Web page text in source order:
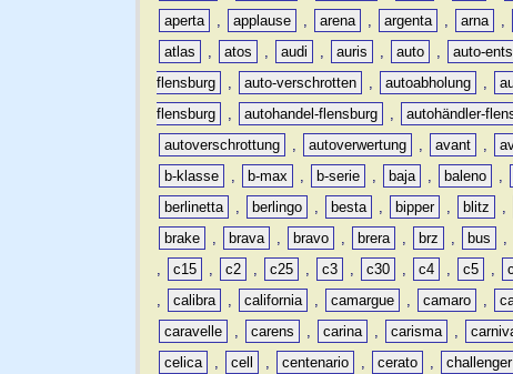
aperta
, applause , arena , argenta , arna ,
atlas
, atos , audi , auris , auto , auto-
flensburg
, auto-verschrotten , autoabholung ,
flensburg
, autohandel-flensburg , autohändler-
autoverschrottung
, autoverwertung , avant ,
b-klasse
, b-max , b-serie , baja , baleno ,
berlinetta
, berlingo , besta , bipper , blitz ,
brake
, brava , bravo , brera , brz , bus ,
,
c15 , c2 , c25 , c3 , c30 , c4 , c5 ,
,
calibra , california , camargue , camaro ,
caravelle
, carens , carina , carisma ,
celica
, cell , centenario , cerato , challenger